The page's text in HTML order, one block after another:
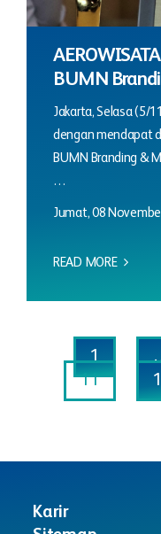
BUMN
Jakarta, Selasa (5/
dengan mendapat
BUMN Branding &
…
Jumat, 08
READ MORE
1
11
Karir